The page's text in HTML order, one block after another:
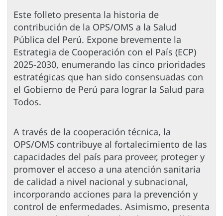
Este folleto presenta la historia de
contribución de la OPS/OMS a la Salud
Pública del Perú. Expone brevemente la
Estrategia de Cooperación con el País (ECP)
2025-2030, enumerando las cinco prioridades
estratégicas que han sido consensuadas con
el Gobierno de Perú para lograr la Salud para
Todos.
A través de la cooperación técnica, la
OPS/OMS contribuye al fortalecimiento de las
capacidades del país para proveer, proteger y
promover el acceso a una atención sanitaria
de calidad a nivel nacional y subnacional,
incorporando acciones para la prevención y
control de enfermedades. Asimismo, presenta